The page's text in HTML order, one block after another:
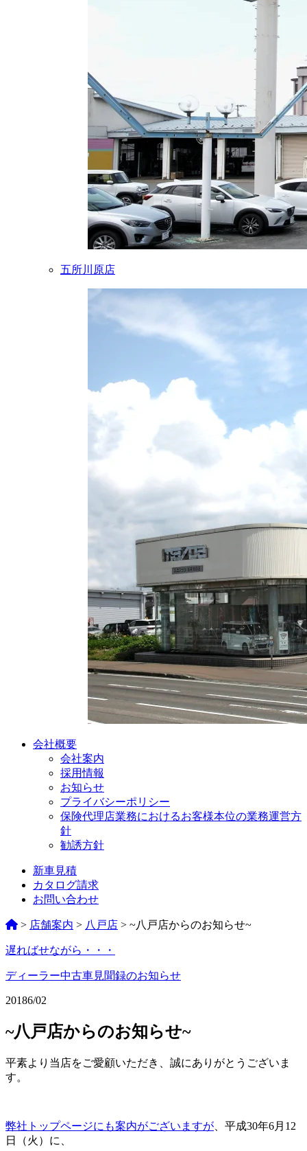
五所川原店
会社概要
会社案内
採用情報
お知らせ
プライバシーポリシー
保険代理店業務におけるお客様本位の業務運営方
針
勧誘方針
新車見積
カタログ請求
お問い合わせ
> 店舗案内 > 八戸店 > ~八戸店からのお知らせ~
ペ
ー
ジ
ー
シ
ョ
%title
遅ればせながら・・・
ディーラー中古車見聞録のお知らせ
20186/02
~八戸店からのお知らせ~
平素より当店をご愛顧いただき、誠にありがとうございま
す。
弊社トップページにも案内がございますが 、平成30年6月12
日（火）に、